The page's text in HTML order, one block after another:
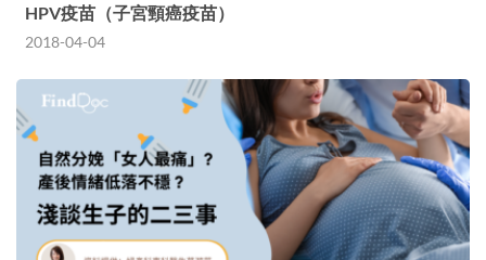
HPV疫苗（子宮頸癌疫苗）
2018-04-04